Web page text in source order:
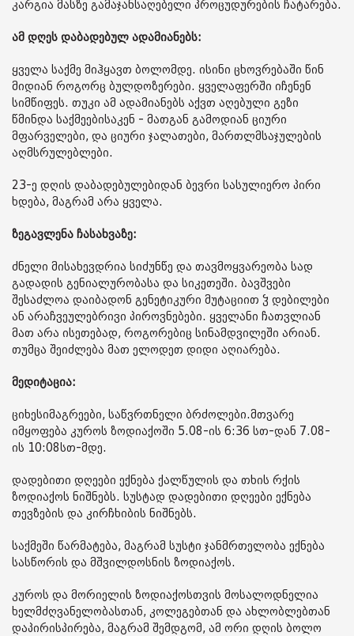
კარგია მასზე გამაჯანსაღებელი პროცუდურების ჩატარება.
ამ დღეს დაბადებულ ადამიანებს:
ყველა საქმე მიჰყავთ ბოლომდე. ისინი ცხოვრებაში წინ
მიდიან როგორც ბულდოზერები. ყველაფერში იჩენენ
სიმწიფეს. თუკი ამ ადამიანებს აქვთ აღებული გეზი
წმინდა საქმეებისაკენ - მათგან გამოდიან ციური
მფარველები, და ციური ჯალათები, მართლმსაჯულების
აღმსრულებლები.
23-ე დღის დაბადებულებიდან ბევრი სასულიერო პირი
ხდება, მაგრამ არა ყველა.
ზეგავლენა ჩასახვაზე:
ძნელი მისახევდრია სიძუნწე და თავმოყვარეობა სად
გადადის გენიალურობასა და სიკეთეში. ბავშვები
შესაძლოა დაიბადონ გენეტიკური მუტაციით ჴ დებილები
ან არაჩვეულებრივი პიროვნებები. ყველანი ჩათვლიან
მათ არა ისეთებად, როგორებიც სინამდვილეში არიან.
თუმცა შეიძლება მათ ელოდეთ დიდი აღიარება.
მედიტაცია:
ციხესიმაგრეები, საწვრთნელი ბრძოლები.მთვარე
იმყოფება კუროს ზოდიაქოში 5.08-ის 6:36 სთ-დან 7.08-
ის 10:08სთ-მდე.
დადებითი დღეები ექნება ქალწულის და თხის რქის
ზოდიაქოს ნიშნებს. სუსტად დადებითი დღეები ექნება
თევზების და კირჩხიბის ნიშნებს.
საქმეში წარმატება, მაგრამ სუსტი ჯანმრთელობა ექნება
სასწორის და მშვილდოსნის ზოდიაქოს.
კუროს და მორიელის ზოდიაქოსთვის მოსალოდნელია
ხელმძღვანელობასთან, კოლეგებთან და ახლობლებთან
დაპირისპირება, მაგრამ შემდგომ, ამ ორი დღის ბოლო